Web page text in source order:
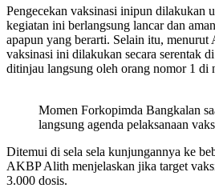
Pengecekan vaksinasi inipun dilakukan
kegiatan ini berlangsung lancar dan
apapun yang berarti. Selain itu,
vaksinasi ini dilakukan secara serentak
ditinjau langsung oleh orang nomor 1 di
Momen Forkopimda Bangkalan
langsung agenda pelaksanaan
Ditemui di sela sela kunjungannya ke
AKBP Alith menjelaskan jika target
3.000 dosis.